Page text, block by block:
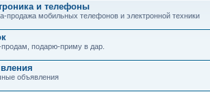
и телефоны
продажа мобильных телефонов и электронной техники
подарю-приму в дар.
объявления